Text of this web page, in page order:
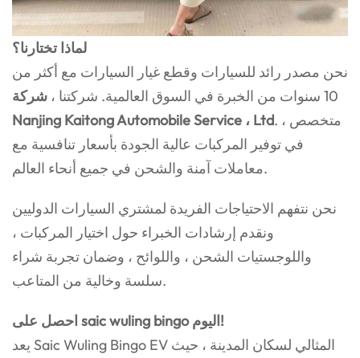
لماذا تختارنا؟
نحن مصدر رائد للسيارات وقطع غيار السيارات مع أكثر من
10 سنوات من الخبرة في السوق العالمية. شركتنا ،
شركة
Nanjing Kaitong Automobile Service ، Ltd. ، متخصص
في توفير المركبات عالية الجودة بأسعار تنافسية مع
معاملات آمنة والشحن في جميع أنحاء العالم.
نحن نتفهم الاحتياجات الفريدة لمشتري السيارات الدوليين
ونقدم إرشادات الخبراء حول اختيار المركبات ،
واللوجستيات الشحن ، واللوائح ، وضمان تجربة شراء
سلسة وخالية من المتاعب.
احصل على saic wuling bingo اليوم!
يعد Saic Wuling Bingo EV المثالي لسكان المدينة ، حيث